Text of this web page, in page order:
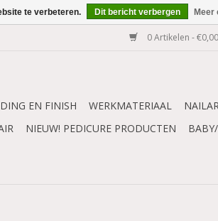
0 Artikelen - €0,00
EN FINISH WERKMATERIAAL
NIEUW! PEDICURE PRODUCTEN
te verbeteren. Dit bericht verbergen Meer